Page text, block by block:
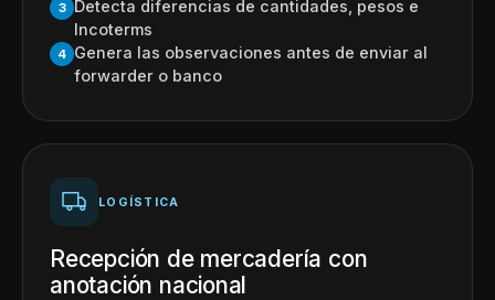
3
Detecta diferencias de cantidades, pesos e
Incoterms
4 Genera las observaciones antes de enviar al
forwarder o banco
LOGÍSTICA
Recepción de mercadería con
anotación nacional